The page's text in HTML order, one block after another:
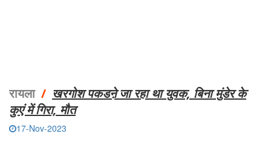
रायला/ खरगोश पकडऩे जा रहा था युवक, बिना मुंडेर के
कुएं में गिरा, मौत
17-Nov-2023